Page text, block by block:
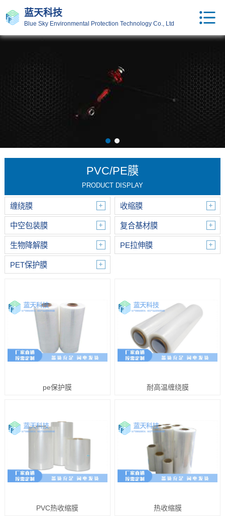
蓝天科技
Blue Sky Environmental Protection Technology Co., Ltd
PVC/PE膜
PRODUCT DISPLAY
缠绕膜 收缩膜
中空包装膜 复合基材膜
生物降解膜 PE拉伸膜
PET保护膜
pe保护膜 耐高温缠绕膜
PVC热收缩膜 热收缩膜